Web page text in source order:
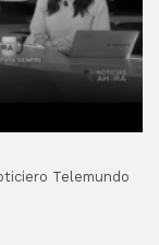
Telemundo